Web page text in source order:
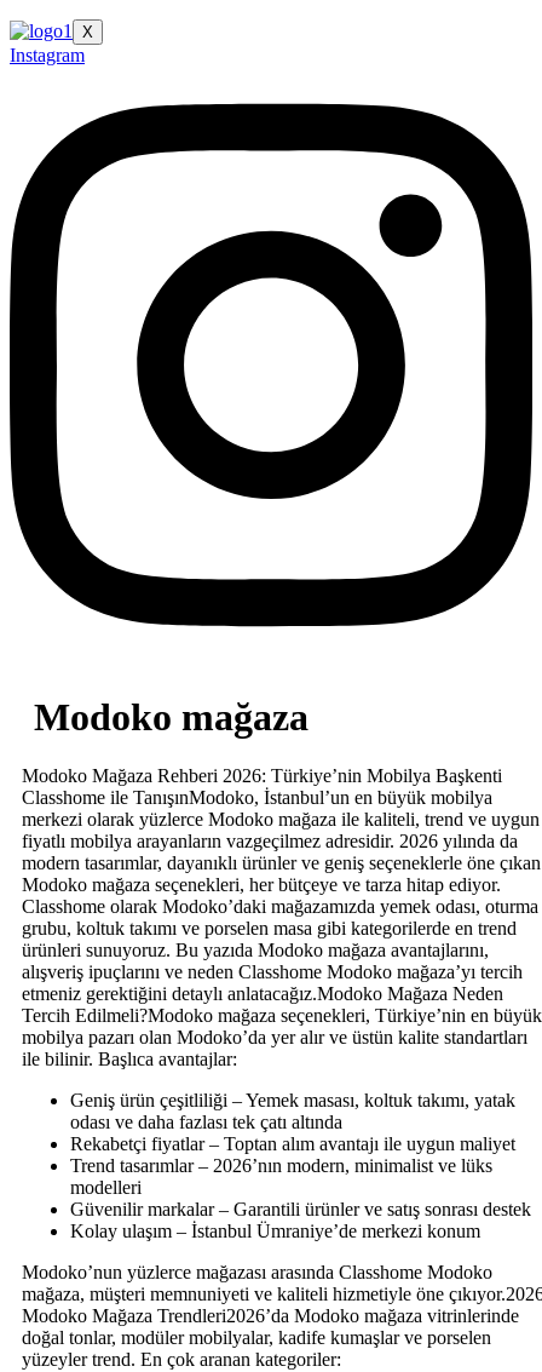
X
Instagram
Modoko mağaza
Modoko Mağaza Rehberi 2026: Türkiye’nin Mobilya Başkenti
Classhome ile TanışınModoko, İstanbul’un en büyük mobilya
merkezi olarak yüzlerce Modoko mağaza ile kaliteli, trend ve uygun
fiyatlı mobilya arayanların vazgeçilmez adresidir. 2026 yılında da
modern tasarımlar, dayanıklı ürünler ve geniş seçeneklerle öne çıkan
Modoko mağaza seçenekleri, her bütçeye ve tarza hitap ediyor.
Classhome olarak Modoko’daki mağazamızda yemek odası, oturma
grubu, koltuk takımı ve porselen masa gibi kategorilerde en trend
ürünleri sunuyoruz. Bu yazıda Modoko mağaza avantajlarını,
alışveriş ipuçlarını ve neden Classhome Modoko mağaza’yı tercih
etmeniz gerektiğini detaylı anlatacağız.Modoko Mağaza Neden
Tercih Edilmeli?Modoko mağaza seçenekleri, Türkiye’nin en büyük
mobilya pazarı olan Modoko’da yer alır ve üstün kalite standartları
ile bilinir. Başlıca avantajlar:
Geniş ürün çeşitliliği – Yemek masası, koltuk takımı, yatak
odası ve daha fazlası tek çatı altında
Rekabetçi fiyatlar – Toptan alım avantajı ile uygun maliyet
Trend tasarımlar – 2026’nın modern, minimalist ve lüks
modelleri
Güvenilir markalar – Garantili ürünler ve satış sonrası destek
Kolay ulaşım – İstanbul Ümraniye’de merkezi konum
Modoko’nun yüzlerce mağazası arasında Classhome Modoko
mağaza, müşteri memnuniyeti ve kaliteli hizmetiyle öne
Modoko Mağaza Trendleri2026’da Modoko mağaza vitrinlerinde
doğal tonlar, modüler mobilyalar, kadife kumaşlar ve porselen
yüzeyler trend. En çok aranan kategoriler: